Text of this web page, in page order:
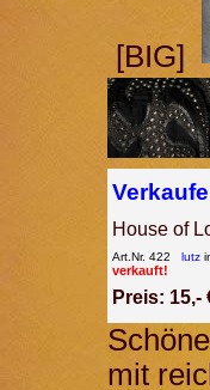
[BIG]
House of
Art.Nr. 422 lutz
verkauft!
Preis: 15,-
mit